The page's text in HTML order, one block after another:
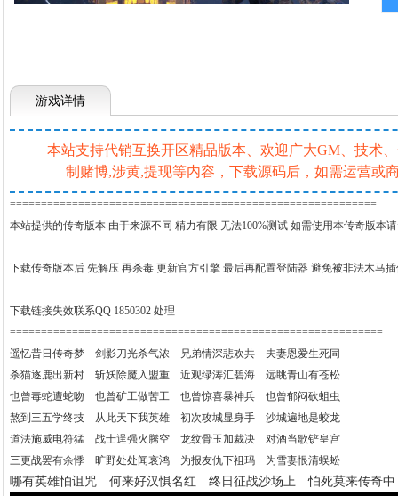
游戏详情
本站支持代销互换开区精品版本、欢迎广大GM、技术
制赌博,涉黄,提现等内容，下载源码后，如需运营或
===========================================================
本站提供的传奇版本 由于来源不同 精力有限 无法100%测试 如需使用本传奇版本
下载传奇版本后 先解压 再杀毒 更新官方引擎 最后再配置登陆器 避免被非法木马
下载链接失效联系QQ 1850302 处理
============================================================
遥忆昔日传奇梦 剑影刀光杀气浓 兄弟情深悲欢共 夫妻恩爱生死同
杀猫逐鹿出新村 斩妖除魔入盟重 近观绿涛汇碧海 远眺青山有苍松
也曾毒蛇遭蛇吻 也曾矿工做苦工 也曾惊喜暴神兵 也曾郁闷砍蛆虫
熬到三五学终技 从此天下我英雄 初次攻城显身手 沙城遍地是蛟龙
道法施威电符猛 战士逞强火腾空 龙纹骨玉加裁决 对酒当歌铲皇宫
三更战罢有余悸 旷野处处闻哀鸿 为报友仇下祖玛 为雪妻恨清蜈蚣
哪有英雄怕诅咒 何来好汉惧名红 终日征战沙场上 怕死莫来传奇中